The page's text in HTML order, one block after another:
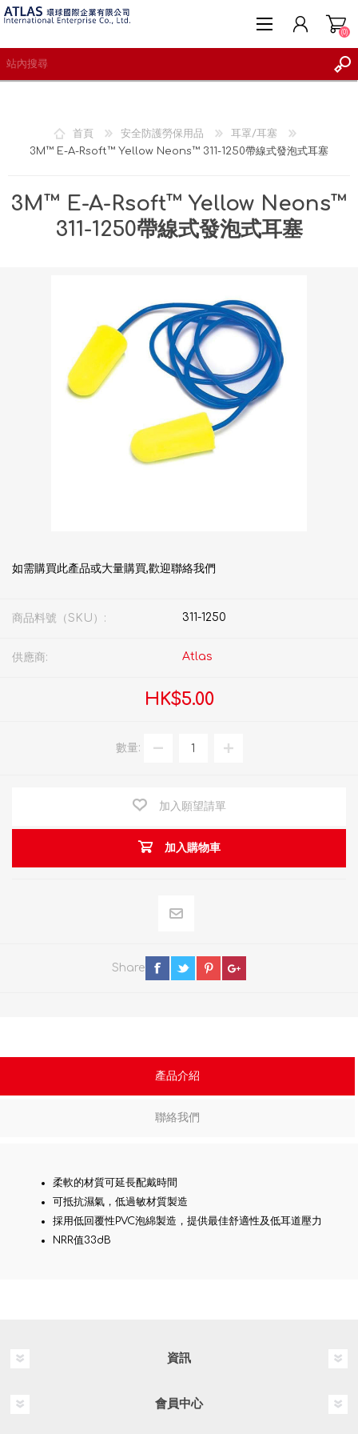
願望清單 (0)
(0)
首頁 安全防護勞保用品
耳罩/耳塞
3M™ E-A-Rsoft™ Yellow Neons™ 311-1250帶線式發泡式耳塞
3M™ E-A-Rsoft™ Yellow Neons™
311-1250帶線式發泡式耳塞
如需購買此產品或大量購買,歡迎聯絡我們
商品料號（SKU）: 311-1250
供應商: Atlas
HK$5.00
數量:
加入願望請單
加入購物車
Share
產品介紹
聯絡我們
柔軟的材質可延長配戴時間
可抵抗濕氣，低過敏材質製造
採用低回覆性PVC泡綿製造，提供最佳舒適性及低耳道壓力
NRR值33dB
資訊
會員中心